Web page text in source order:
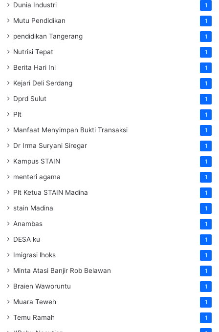
Dunia Industri 1
Mutu Pendidikan 1
pendidikan Tangerang 1
Nutrisi Tepat 1
Berita Hari Ini 1
Kejari Deli Serdang 1
Dprd Sulut 1
Plt 1
Manfaat Menyimpan Bukti Transaksi 1
Dr Irma Suryani Siregar 1
Kampus STAIN 1
menteri agama 1
Plt Ketua STAIN Madina 1
stain Madina 1
Anambas 1
DESA ku 1
Imigrasi lhoks 1
Minta Atasi Banjir Rob Belawan 1
Braien Waworuntu 1
Muara Teweh 1
Temu Ramah 1